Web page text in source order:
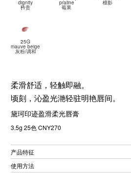
dignity
矜贵
praline
莓果
檀影
25G
mauve beige
灰粉/调和
柔滑舒适，轻触即融。
顷刻，沁盈光滟轻驻明艳唇间。
黛珂印迹盈滑柔光唇膏
3.5g 25色 CNY270
产品特征
使用方法